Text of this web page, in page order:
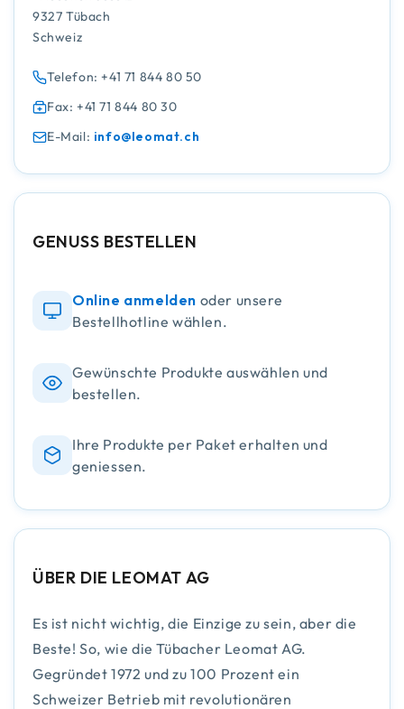
9327 Tübach
Schweiz
Telefon: +41 71 844 80 50
Fax: +41 71 844 80 30
E-Mail: info@leomat.ch
GENUSS BESTELLEN
Online anmelden oder unsere
Bestellhotline wählen.
Gewünschte Produkte auswählen und
bestellen.
Ihre Produkte per Paket erhalten und
geniessen.
ÜBER DIE LEOMAT AG
Es ist nicht wichtig, die Einzige zu sein, aber die
Beste! So, wie die Tübacher Leomat AG.
Gegründet 1972 und zu 100 Prozent ein
Schweizer Betrieb mit revolutionären